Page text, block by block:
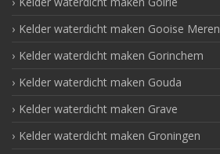
Kelder waterdicht maken Gooise Meren
Kelder waterdicht maken Gorinchem
Kelder waterdicht maken Gouda
Kelder waterdicht maken Grave
Kelder waterdicht maken Groningen